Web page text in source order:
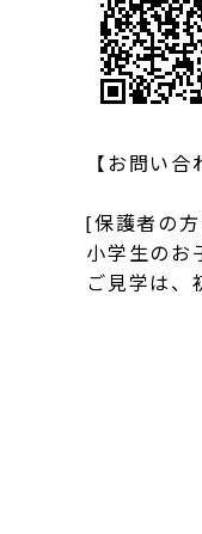
【お問い
[保護者の
小学生のお
ご見学は、